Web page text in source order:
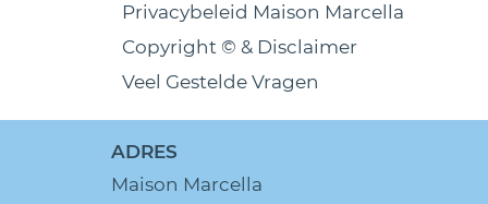
Privacybeleid Maison Marcella
Copyright © & Disclaimer
Veel Gestelde Vragen
ADRES
Maison Marcella